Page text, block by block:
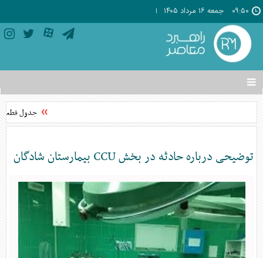
۰۹:۵۰ جمعه ۱۶ مرداد ۱۴۰۵
تغییر
وضعیت
منوی
ها
جدول قطعی برق استان
توضیحی درباره حادثه در بخش CCU بیمارستان شادگان